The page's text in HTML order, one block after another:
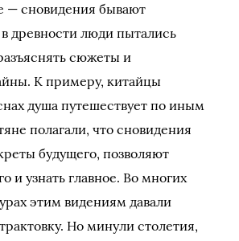
— сновидения бывают
древности люди пытались
сюжеты и
К примеру, китайцы
душа путешествует по иным
полагали, что сновидения
будущего, позволяют
и узнать главное. Во многих
этим видениям давали
Но минули столетия,